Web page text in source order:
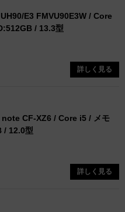
E3 FMVU90E3W / Core
/ 13.3型
詳しく見る
CF-XZ6 / Core i5 / メモ
/ 12.0型
詳しく見る